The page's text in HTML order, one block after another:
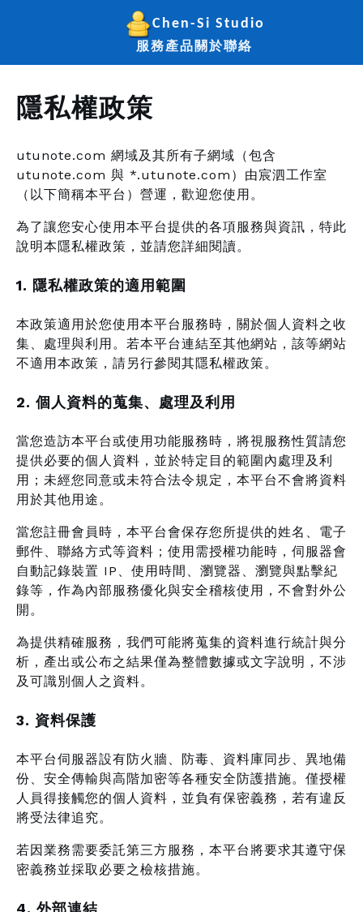
Chen-Si Studio
服務產品 關於聯絡
隱私權政策
utunote.com 網域及其所有子網域（包含
utunote.com 與 *.utunote.com）由宸泗工作室
（以下簡稱本平台）營運，歡迎您使用。
為了讓您安心使用本平台提供的各項服務與資訊，特此
說明本隱私權政策，並請您詳細閱讀。
1. 隱私權政策的適用範圍
本政策適用於您使用本平台服務時，關於個人資料之收
集、處理與利用。若本平台連結至其他網站，該等網站
不適用本政策，請另行參閱其隱私權政策。
2. 個人資料的蒐集、處理及利用
當您造訪本平台或使用功能服務時，將視服務性質請您
提供必要的個人資料，並於特定目的範圍內處理及利
用；未經您同意或未符合法令規定，本平台不會將資料
用於其他用途。
當您註冊會員時，本平台會保存您所提供的姓名、電子
郵件、聯絡方式等資料；使用需授權功能時，伺服器會
自動記錄裝置 IP、使用時間、瀏覽器、瀏覽與點擊紀
錄等，作為內部服務優化與安全稽核使用，不會對外公
開。
為提供精確服務，我們可能將蒐集的資料進行統計與分
析，產出或公布之結果僅為整體數據或文字說明，不涉
及可識別個人之資料。
3. 資料保護
本平台伺服器設有防火牆、防毒、資料庫同步、異地備
份、安全傳輸與高階加密等各種安全防護措施。僅授權
人員得接觸您的個人資料，並負有保密義務，若有違反
將受法律追究。
若因業務需要委託第三方服務，本平台將要求其遵守保
密義務並採取必要之檢核措施。
4. 外部連結